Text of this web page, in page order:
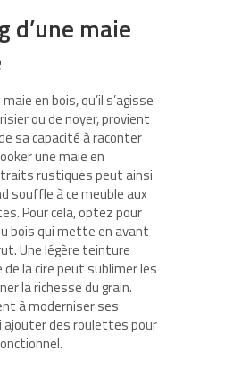
d’une maie
en bois, qu’il s’agisse
ou de noyer, provient
sa capacité à raconter
une maie en
rustiques peut ainsi
souffle à ce meuble aux
Pour cela, optez pour
bois qui mette en avant
Une légère teinture
la cire peut sublimer les
la richesse du grain.
à moderniser ses
ajouter des roulettes pour